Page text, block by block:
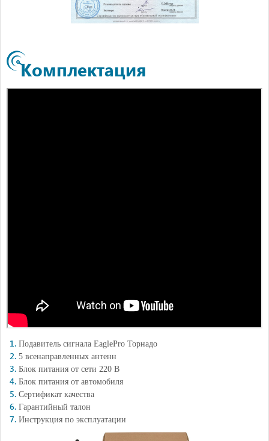
Комплектация
Подавитель сигнала EaglePro Торнадо
5 всенаправленных антенн
Блок питания от сети 220 В
Блок питания от автомобиля
Сертификат качества
Гарантийный талон
Инструкция по эксплуатации